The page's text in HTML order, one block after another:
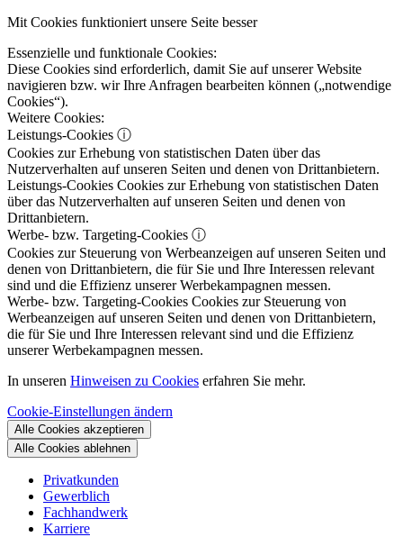
Mit Cookies funktioniert unsere Seite besser
Essenzielle und funktionale Cookies:
Diese Cookies sind erforderlich, damit Sie auf unserer Website
navigieren bzw. wir Ihre Anfragen bearbeiten können („notwendige
Cookies“).
Weitere Cookies:
Leistungs-Cookies ⓘ
Cookies zur Erhebung von statistischen Daten über das
Nutzerverhalten auf unseren Seiten und denen von Drittanbietern.
Leistungs-Cookies Cookies zur Erhebung von statistischen Daten
über das Nutzerverhalten auf unseren Seiten und denen von
Drittanbietern.
Werbe- bzw. Targeting-Cookies ⓘ
Cookies zur Steuerung von Werbeanzeigen auf unseren Seiten und
denen von Drittanbietern, die für Sie und Ihre Interessen relevant
sind und die Effizienz unserer Werbekampagnen messen.
Werbe- bzw. Targeting-Cookies Cookies zur Steuerung von
Werbeanzeigen auf unseren Seiten und denen von Drittanbietern,
die für Sie und Ihre Interessen relevant sind und die Effizienz
unserer Werbekampagnen messen.
In unseren Hinweisen zu Cookies erfahren Sie mehr.
Cookie-Einstellungen ändern
Alle Cookies akzeptieren
Alle Cookies ablehnen
Privatkunden
Gewerblich
Fachhandwerk
Karriere